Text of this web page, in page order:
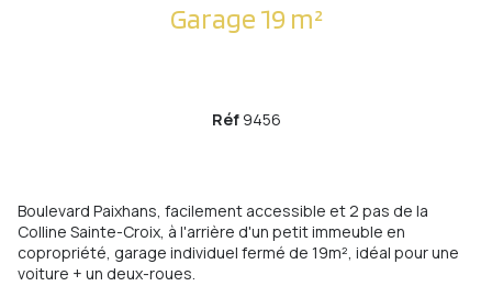
Garage 19 m²
Réf 9456
Boulevard Paixhans, facilement accessible et 2 pas de la
Colline Sainte-Croix, à l'arrière d'un petit immeuble en
copropriété, garage individuel fermé de 19m², idéal pour une
voiture + un deux-roues.